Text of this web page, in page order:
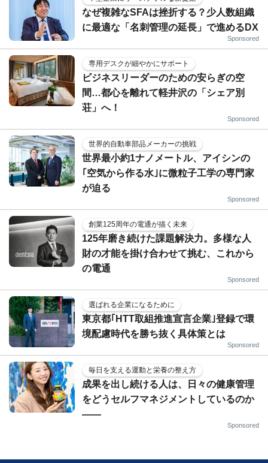
なぜ複雑なSFAは挫折する？少人数組織
に最適な「名刺管理の延長」で進めるDX
Sponsored
専用デスクが細やかにサポート
ビジネスリーダーのための安らぎの空
間…都心を離れて軽井沢の「シェア別
荘」へ！
Sponsored
世界的自動車部品メーカーの挑戦
世界最小約1ナノメートル、アイシンの
｢空気から作る水｣に微粒子工学の専門家
が迫る
Sponsored
創業125周年の電通が描く未来
125年磨き続けた課題解決力。多様な人
財の才能を掛け合わせて挑む、これから
の電通
Sponsored
選ばれる企業になるために
東京都｢HTT取組推進宣言企業｣登録で環
境配慮時代を勝ち抜く具体策とは
Sponsored
毎日を支える運動と栄養の整え方
成果を出し続ける人は、日々の健康管理
をどうセルフマネジメントしているのか
——
Sponsored